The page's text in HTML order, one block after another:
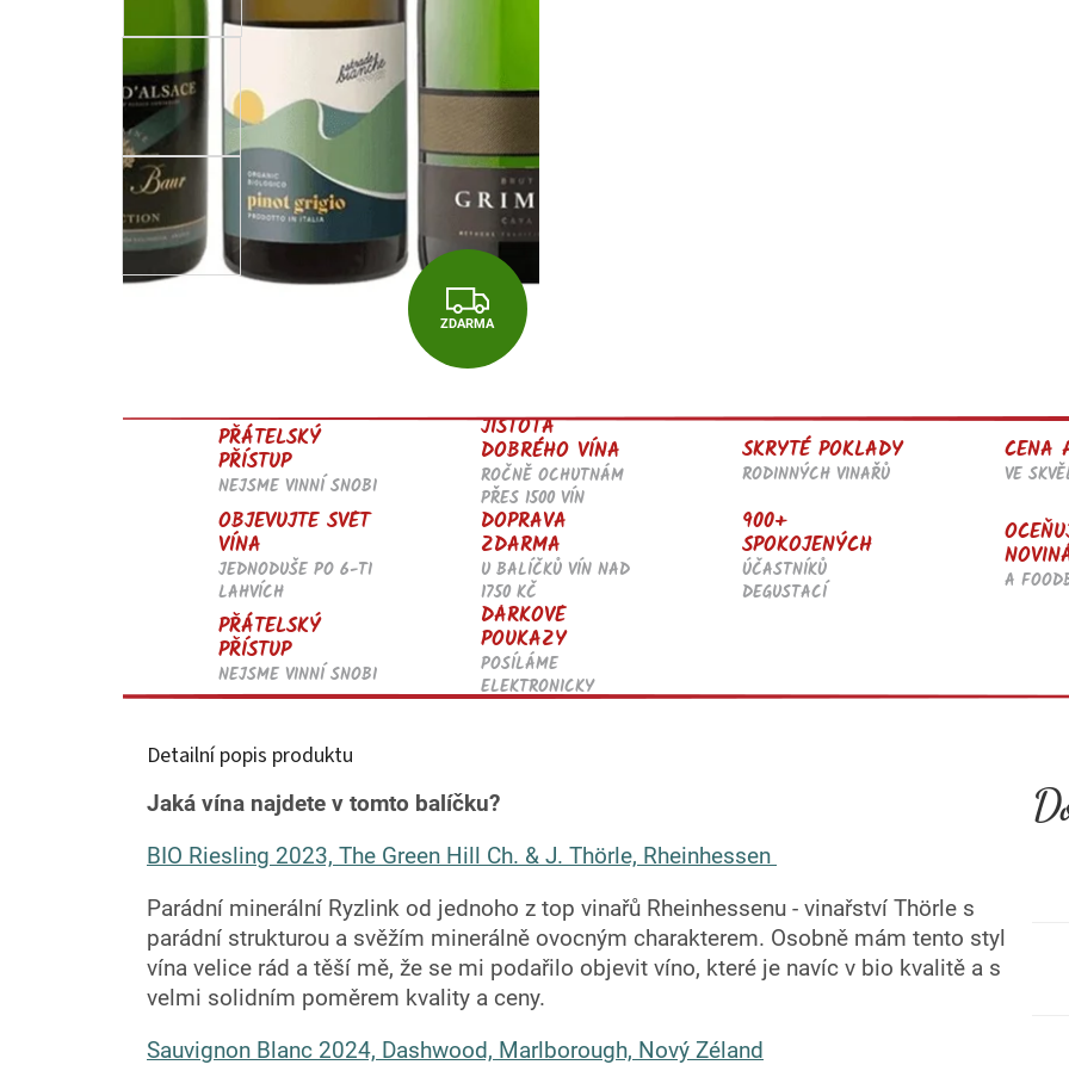
Z
D
R
M
A
ZDARMA
PŘÁTELSKÝ
PŘÍSTUP
NEJSME VINNÍ SNOBI
JISTOTA
DOBRÉHO VÍNA
ROČNĚ OCHUTNÁM
PŘES 1500 VÍN
SKRYTÉ POKLADY
RODINNÝCH VINAŘŮ
CENA
VE
OBJEVUJTE SVĚT
VÍNA
JEDNODUŠE PO 6-TI
LAHVÍCH
DOPRAVA
ZDARMA
U BALÍČKŮ VÍN NAD
1750 KČ
900+
SPOKOJENÝCH
ÚČASTNÍKŮ
DEGUSTACÍ
A
PŘÁTELSKÝ
PŘÍSTUP
NEJSME VINNÍ SNOBI
DÁRKOVÉ
POUKAZY
POSÍLÁME
ELEKTRONICKY
Detailní popis produktu
Jaká vína najdete v tomto balíčku?
BIO Riesling 2023, The Green Hill Ch. & J. Thörle, Rheinhessen
Parádní minerální Ryzlink od jednoho z top vinařů Rheinhessenu - vinařství Thörle s
parádní strukturou a svěžím minerálně ovocným charakterem. Osobně mám tento styl
vína velice rád a těší mě, že se mi podařilo objevit víno, které je navíc v bio kvalitě a s
velmi solidním poměrem kvality a ceny.
Sauvignon Blanc 2024, Dashwood, Marlborough, Nový Zéland